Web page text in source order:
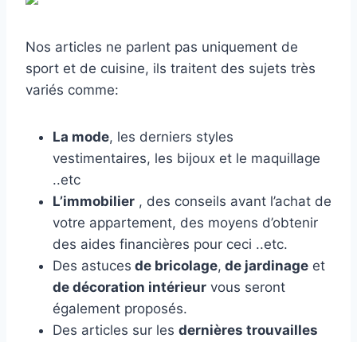
Nos articles ne parlent pas uniquement de
sport et de cuisine, ils traitent des sujets très
variés comme:
La mode, les derniers styles
vestimentaires, les bijoux et le maquillage
..etc
L’immobilier , des conseils avant l’achat de
votre appartement, des moyens d’obtenir
des aides financières pour ceci ..etc.
Des astuces de bricolage, de jardinage et
de décoration intérieur vous seront
également proposés.
Des articles sur les dernières trouvailles